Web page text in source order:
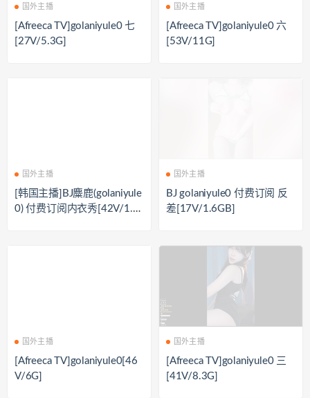
国外主播
[Afreeca TV]golaniyule0 七
[27V/5.3G]
国外主播
[Afreeca TV]golaniyule0 六
[53V/11G]
国外主播
[韩国主播]BJ麋鹿(golaniyule
0) 付费订阅内衣秀[42V/1.3
国外主播
BJ golaniyule0 付费订阅 反
差[17V/1.6GB]
国外主播
[Afreeca TV]golaniyule0[46
V/6G]
国外主播
[Afreeca TV]golaniyule0 三
[41V/8.3G]